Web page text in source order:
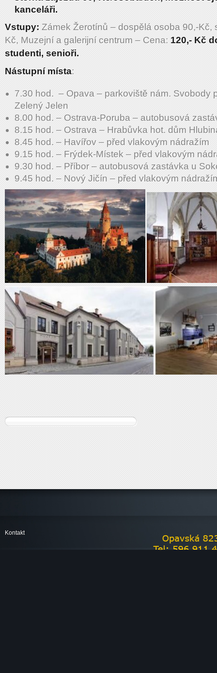
kanceláři.
Vstupy: Zámek Žerotínů – dospělá osoba 90,-Kč,
Kč, Muzejní a galerijní centrum – Cena: 120,- Kč
studenti, senioři.
Nástupní místa:
7.30 hod. – Opava – parkoviště nám. Svobody
Zelený Jelen
8.00 hod. – Ostrava-Poruba – autobusová
8.15 hod. – Ostrava – Hrabůvka hot. dům
8.45 hod. – Havířov – před vlakovým nádražím
9.15 hod. – Frýdek-Místek – před vlakovým
9.30 hod. – Příbor – autobusová zastávka u
9.45 hod. – Nový Jičín – před vlakovým
Kontakt